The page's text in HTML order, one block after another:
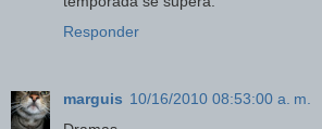
Responder
marguis 10/16/2010 08:53:00 a. m.